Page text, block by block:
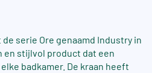
serie Ore genaamd Industry in
en stijlvol product dat een
badkamer. De kraan heeft